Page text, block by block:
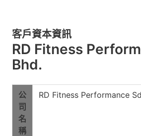
客戶資本資訊
RD Fitness
Bhd.
公
司
名
稱
RD Fitness Performance